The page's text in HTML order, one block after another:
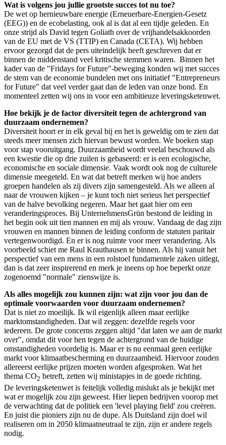
Wat is volgens jou jullie grootste succes tot nu toe?
De wet op hernieuwbare energie (Erneuerbare-Energien-Gesetz
(EEG)) en de ecobelasting, ook al is dat al een tijdje geleden. En
onze strijd als David tegen Goliath over de vrijhandelsakkoorden
van de EU met de VS (TTIP) en Canada (CETA). Wij hebben
ervoor gezorgd dat de pers uiteindelijk heeft geschreven dat er
binnen de middenstand veel kritische stemmen waren. Binnen het
kader van de "Fridays for Future"-beweging konden wij met succes
de stem van de economie bundelen met ons initiatief "Entrepreneurs
for Future" dat veel verder gaat dan de leden van onze bond. En
momenteel zetten wij ons in voor een ambitieuze leveringsketenwet.
Hoe bekijk je de factor diversiteit tegen de achtergrond van
duurzaam ondernemen?
Diversiteit hoort er in elk geval bij en het is geweldig om te zien dat
steeds meer mensen zich hiervan bewust worden. We boeken stap
voor stap vooruitgang. Duurzaamheid wordt veelal beschouwd als
een kwestie die op drie zuilen is gebaseerd: er is een ecologische,
economische en sociale dimensie. Vaak wordt ook nog de culturele
dimensie meegeteld. En wat dat betreft merken wij hoe anders
groepen handelen als zij divers zijn samengesteld. Als we alleen al
naar de vrouwen kijken – je kunt toch niet serieus het perspectief
van de halve bevolking negeren. Maar het gaat hier om een
veranderingsproces. Bij UnternehmensGrün bestond de leiding in
het begin ook uit tien mannen en mij als vrouw. Vandaag de dag zijn
vrouwen en mannen binnen de leiding conform de statuten paritair
vertegenwoordigd. En er is nog ruimte voor meer verandering. Als
voorbeeld schiet me Raul Krauthausen te binnen. Als hij vanuit het
perspectief van een mens in een rolstoel fundamentele zaken uitlegt,
dan is dat zeer inspirerend en merk je ineens op hoe beperkt onze
zogenoemd "normale" zienswijze is.
Als alles mogelijk zou kunnen zijn: wat zijn voor jou dan de
optimale voorwaarden voor duurzaam ondernemen?
Dat is niet zo moeilijk. Ik wil eigenlijk alleen maar eerlijke
marktomstandigheden. Dat wil zeggen: dezelfde regels voor
iedereen. De grote concerns zeggen altijd "dat laten we aan de markt
over", omdat dit voor hen tegen de achtergrond van de huidige
omstandigheden voordelig is. Maar er is nu eenmaal geen eerlijke
markt voor klimaatbescherming en duurzaamheid. Hiervoor zouden
allereerst eerlijke prijzen moeten worden afgesproken. Wat het
thema CO2 betreft, zetten wij ministapjes in de goede richting.
De leveringsketenwet is feitelijk volledig mislukt als je bekijkt met
wat er mogelijk zou zijn geweest. Hier liepen bedrijven voorop met
de verwachting dat de politiek een 'level playing field' zou creëren.
En juist die pioniers zijn nu de dupe. Als Duitsland zijn doel wil
realiseren om in 2050 klimaatneutraal te zijn, zijn er andere regels
nodig.